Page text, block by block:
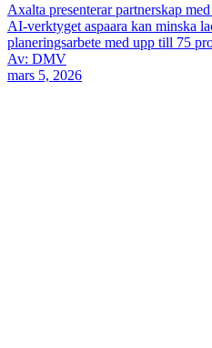
Axalta presenterar partnerskap med
AI-verktyget aspaara kan minska
planeringsarbete med upp till 75
Av: DMV
mars 5, 2026